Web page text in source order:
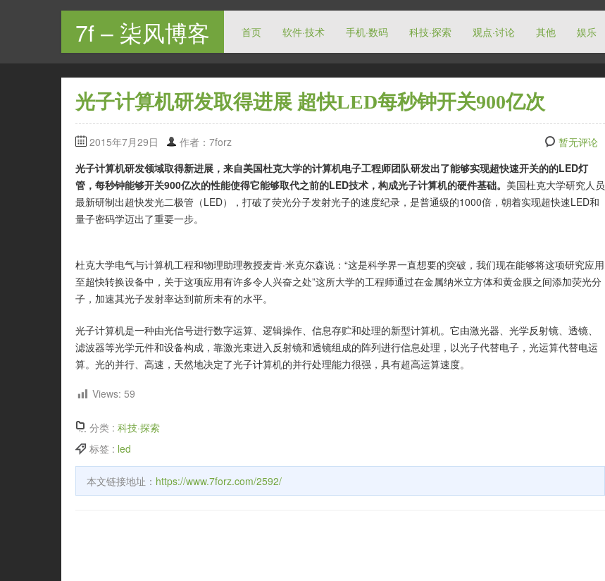
7f – 柒风博客 首页 软件·技术 手机·数码 科技·探索 观点·讨论 其他 娱乐
光子计算机研发取得进展 超快LED每秒钟开关900亿次
2015年7月29日 作者：7forz
暂无评论
光子计算机研发领域取得新进展，来自美国杜克大学的计算机电子工程师团队研发出了能够实现超快速开关的的LED灯
管，每秒钟能够开关900亿次的性能使得它能够取代之前的LED技术，构成光子计算机的硬件基础。 美国杜克大学研究人员
最新研制出超快发光二极管（LED），打破了荧光分子发射光子的速度纪录，是普通级的1000倍，朝着实现超快速LED和
量子密码学迈出了重要一步。
杜克大学电气与计算机工程和物理助理教授麦肯·米克尔森说：“这是科学界一直想要的突破，我们现在能够将这项研究应用
至超快转换设备中，关于这项应用有许多令人兴奋之处”这所大学的工程师通过在金属纳米立方体和黄金膜之间添加荧光分
子，加速其光子发射率达到前所未有的水平。
光子计算机是一种由光信号进行数字运算、逻辑操作、信息存贮和处理的新型计算机。它由激光器、光学反射镜、透镜、
滤波器等光学元件和设备构成，靠激光束进入反射镜和透镜组成的阵列进行信息处理，以光子代替电子，光运算代替电运
算。光的并行、高速，天然地决定了光子计算机的并行处理能力很强，具有超高运算速度。
Views: 59
分类 : 科技·探索
标签 : led
本文链接地址： https://www.7forz.com/2592/